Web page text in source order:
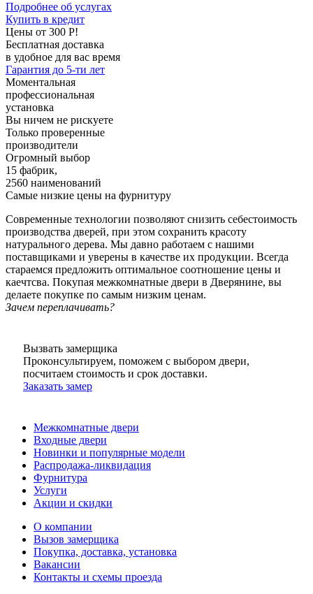
Подробнее об услугах
Купить в кредит
Цены от 300 Р!
Бесплатная доставка
в удобное для вас время
Гарантия до 5-ти лет
Моментальная
профессиональная
установка
Вы ничем не рискуете
Только проверенные
производители
Огромный выбор
15 фабрик,
2560 наименований
Самые низкие цены на фурнитуру
Современные технологии позволяют снизить себестоимость
производства дверей, при этом сохранить красоту
натурального дерева. Мы давно работаем с нашими
поставщиками и уверены в качестве их продукции. Всегда
стараемся предложить оптимальное соотношение цены и
каечтсва. Покупая межкомнатные двери в Дверянине, вы
делаете покупке по самым низким ценам.
Зачем переплачивать?
Вызвать замерщика
Проконсультируем, поможем с выбором двери,
посчитаем стоимость и срок доставки.
Заказать замер
Межкомнатные двери
Входные двери
Новинки и популярные модели
Распродажа-ликвидация
Фурнитура
Услуги
Акции и скидки
О компании
Вызов замерщика
Покупка, доставка, установка
Вакансии
Контакты и схемы проезда